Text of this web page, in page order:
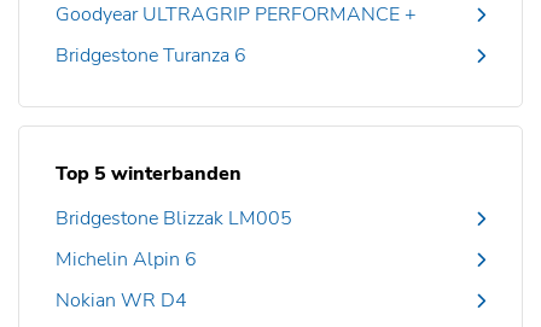
Goodyear ULTRAGRIP PERFORMANCE +
Bridgestone Turanza 6
Top 5 winterbanden
Bridgestone Blizzak LM005
Michelin Alpin 6
Nokian WR D4